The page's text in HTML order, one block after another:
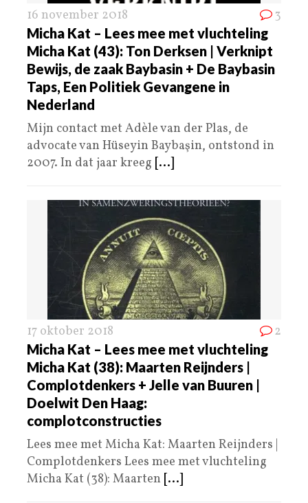
16 november 2018 3
Micha Kat – Lees mee met vluchteling
Micha Kat (43): Ton Derksen | Verknipt
Bewijs, de zaak Baybasin + De Baybasin
Taps, Een Politiek Gevangene in
Nederland
Mijn contact met Adèle van der Plas, de
advocate van Hüseyin Baybaşin, ontstond in
2007. In dat jaar kreeg [...]
17 oktober 2018 2
Micha Kat – Lees mee met vluchteling
Micha Kat (38): Maarten Reijnders |
Complotdenkers + Jelle van Buuren |
Doelwit Den Haag:
complotconstructies
Lees mee met Micha Kat: Maarten Reijnders |
Complotdenkers Lees mee met vluchteling
Micha Kat (38): Maarten [...]